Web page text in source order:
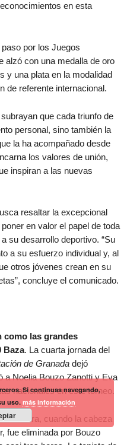
en esta
por los Juegos
alzó con una medalla de oro
y una plata en la modalidad
de referente internacional.
que cada triunfo de
personal, sino también la
la ha acompañado desde
los valores de unión,
inspiran a las nuevas
resaltar la excepcional
en valor el papel de toda
su desarrollo deportivo. “Su
a su esfuerzo individual y, al
otros jóvenes crean en su
concluye el comunicado.
como las grandes
Baza. La cuarta jornada del
de Granada dejó
a Noelia Bouzo Zanotti y Eva
nacionales en este torneo.
hora, cuando la cabeza
fue eliminada por Bouzo
Si continuas navegando,
uso.más información